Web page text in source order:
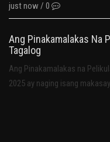
just now / 0
Ang Pinakamalakas Na
Tagalog
Ang Pinakamalakas na
2025 ay naging isang